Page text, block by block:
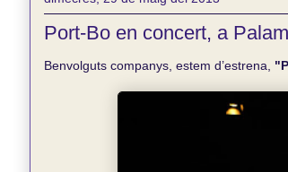
Port-Bo en concert, a
Benvolguts companys, estem d’estrena,